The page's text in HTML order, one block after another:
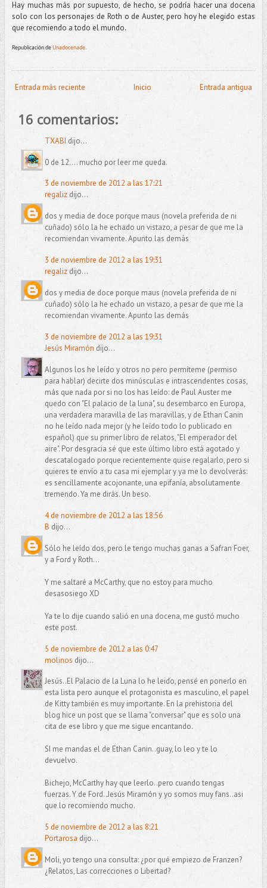
Hay muchas más por supuesto, de hecho, se podría hacer una docena
solo con los personajes de Roth o de Auster, pero hoy he elegido estas
que recomiendo a todo el mundo.
Republicación deUnadocenade.
Entrada más reciente Entrada antigua
Inicio
16 comentarios:
TXABI dijo...
0 de 12.... mucho por leer me queda.
3 de noviembre de 2012 a las 17:21
regalizdijo...
dos y media de doce porque maus (novela preferida de ni
cuñado) sólo la he echado un vistazo, a pesar de que me la
recomiendan vivamente. Apunto las demás
3 de noviembre de 2012 a las 19:31
regalizdijo...
dos y media de doce porque maus (novela preferida de ni
cuñado) sólo la he echado un vistazo, a pesar de que me la
recomiendan vivamente. Apunto las demás
3 de noviembre de 2012 a las 19:31
Jesús Miramón dijo...
Algunos los he leído y otros no pero permíteme (permiso
para hablar) decirte dos minúsculas e intrascendentes cosas,
más que nada por si no los has leído: de Paul Auster me
quedo con "El palacio de la luna", su desembarco en Europa,
una verdadera maravilla de las maravillas, y de Ethan Canin
no he leído nada mejor (y he leído todo lo publicado en
español) que su primer libro de relatos, "El emperador del
aire". Por desgracia sé que este último libro está agotado y
descatalogado porque recientemente quise regalarlo, pero si
quieres te envío a tu casa mi ejemplar y ya me lo devolverás:
es sencillamente acojonante, una epifanía, absolutamente
tremendo. Ya me dirás. Un beso.
4 de noviembre de 2012 a las 18:56
B dijo...
Sólo he leído dos, pero le tengo muchas ganas a Safran Foer,
y a Ford y Roth...
Y me saltaré a McCarthy, que no estoy para mucho
desasosiego XD
Ya te lo dije cuando salió en una docena, me gustó mucho
este post.
5 de noviembre de 2012 a las 0:47
molinos dijo...
Jesús..El Palacio de la Luna lo he leido, pensé en ponerlo en
esta lista pero aunque el protagonista es masculino, el papel
de Kitty también es muy importante. En la prehistoria del
blog hice un post que se llama "conversar" que es solo una
cita de ese libro y que me sigue encantando.
SI me mandas el de Ethan Canin..guay, lo leo y te lo
devuelvo.
Bichejo, McCarthy hay que leerlo..pero cuando tengas
fuerzas. Y de Ford..Jesús Miramón y yo somos muy fans..asi
que lo recomiendo mucho.
5 de noviembre de 2012 a las 8:21
Portarosa dijo...
Moli, yo tengo una consulta: ¿por qué empiezo de Franzen?
¿Relatos, Las correcciones o Libertad?